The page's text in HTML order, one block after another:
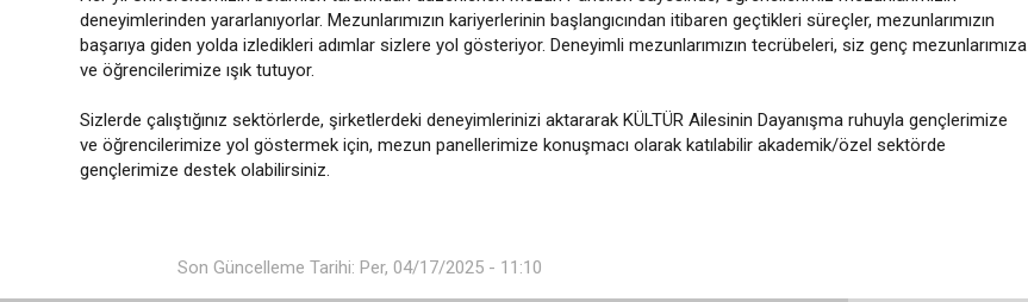
deneyimlerinden yararlanıyorlar. Mezunlarımızın kariyerlerinin başlangıcından itibaren geçtikleri süreçler, mezunlarımızın
başarıya giden yolda izledikleri adımlar sizlere yol gösteriyor. Deneyimli mezunlarımızın tecrübeleri, siz genç mezunlarımıza
ve öğrencilerimize ışık tutuyor.
Sizlerde çalıştığınız sektörlerde, şirketlerdeki deneyimlerinizi aktararak KÜLTÜR Ailesinin Dayanışma ruhuyla gençlerimize
ve öğrencilerimize yol göstermek için, mezun panellerimize konuşmacı olarak katılabilir akademik/özel sektörde
gençlerimize destek olabilirsiniz.
Son Güncelleme Tarihi: Per, 04/17/2025 - 11:10